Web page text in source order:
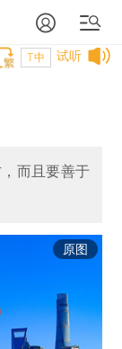
试听
T中
而且要善于
原图